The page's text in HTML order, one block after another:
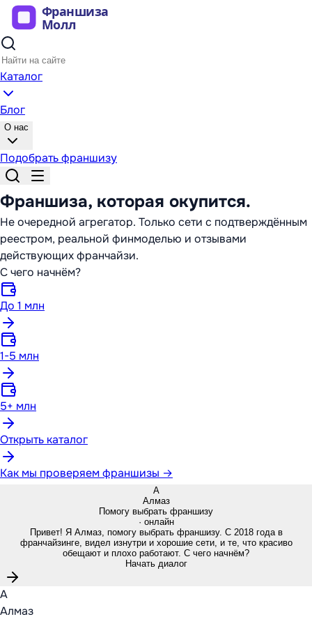
Каталог
Блог
О нас
Подобрать франшизу
Франшиза, которая окупится.
Не очередной агрегатор. Только сети с подтверждённым
реестром, реальной финмоделью и отзывами
действующих франчайзи.
С чего начнём?
До 1 млн
1-5 млн
5+ млн
Открыть каталог
Как мы проверяем франшизы →
А
Алмаз
Помогу выбрать франшизу
· онлайн
Привет! Я Алмаз, помогу выбрать франшизу. С 2018 года в
франчайзинге, видел изнутри и хорошие сети, и те, что красиво
обещают и плохо работают. С чего начнём?
Начать диалог
А
Алмаз